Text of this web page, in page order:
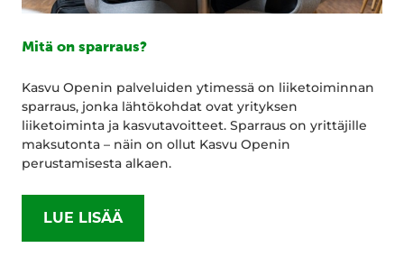
Mitä on sparraus?
Kasvu Openin palveluiden ytimessä on liiketoiminnan
sparraus, jonka lähtökohdat ovat yrityksen
liiketoiminta ja kasvutavoitteet. Sparraus on yrittäjille
maksutonta – näin on ollut Kasvu Openin
perustamisesta alkaen.
LUE LISÄÄ